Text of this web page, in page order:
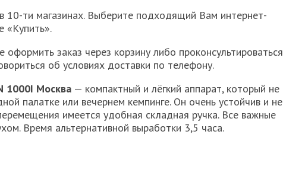
10-ти магазинах. Выберите подходящий Вам интернет-
«Купить».
заказ через корзину либо проконсультироваться
об условиях доставки по телефону.
1000I Москва — компактный и лёгкий аппарат, который не
палатке или вечернем кемпинге. Он очень устойчив и не
имеется удобная складная ручка. Все важные
Время альтернативной выработки 3,5 часа.